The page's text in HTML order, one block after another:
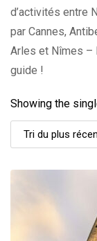
d’activités entre
par Cannes,
Arles et Nîmes –
guide !
Showing the